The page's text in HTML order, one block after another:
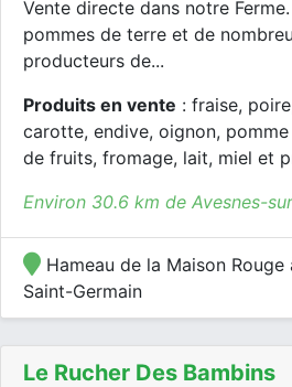
Vente directe dans notre
pommes de terre et de
producteurs de...
Produits en vente : fraise,
carotte, endive, oignon,
de fruits, fromage, lait, miel et
Environ 30.6 km de Avesnes-
Hameau de la Maison
Saint-Germain
Le Rucher Des Bambins